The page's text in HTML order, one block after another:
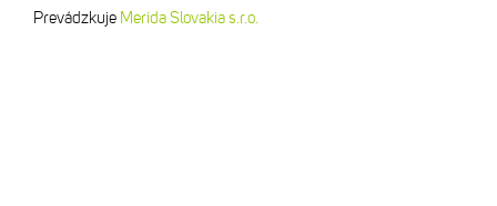
Prevádzkuje Merida Slovakia s.r.o.